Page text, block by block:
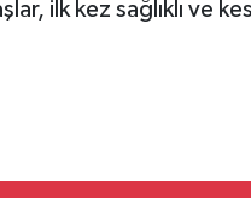
ilk kez sağlıklı ve